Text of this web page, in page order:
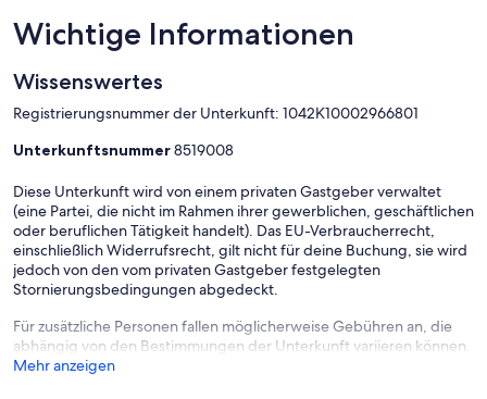
Wichtige Informationen
Wissenswertes
Registrierungsnummer der Unterkunft: 1042Κ10002966801
Unterkunftsnummer8519008
Diese Unterkunft wird von einem privaten Gastgeber verwaltet
(eine Partei, die nicht im Rahmen ihrer gewerblichen, geschäftlichen
oder beruflichen Tätigkeit handelt). Das EU-Verbraucherrecht,
einschließlich Widerrufsrecht, gilt nicht für deine Buchung, sie wird
jedoch von den vom privaten Gastgeber festgelegten
Stornierungsbedingungen abgedeckt.
Für zusätzliche Personen fallen möglicherweise Gebühren an, die
abhängig von den Bestimmungen der Unterkunft variieren können.
Mehr anzeigen